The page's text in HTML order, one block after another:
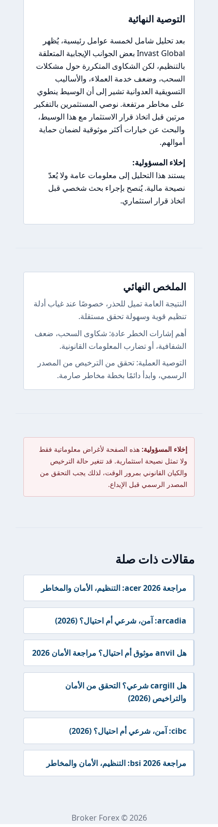
التوصية النهائية
بعد تحليل شامل لخمسة عوامل رئيسية، يُظهر
Invast Global بعض الجوانب الإيجابية المتعلقة
بالتنظيم، لكن الشكاوى المتكررة حول مشكلات
السحب، وضعف خدمة العملاء، والأساليب
التسويقية العدوانية تشير إلى أن الوسيط ينطوي
على مخاطر مرتفعة. نوصي المستثمرين بالتفكير
مرتين قبل اتخاذ قرار الاستثمار مع هذا الوسيط،
والبحث عن خيارات أكثر موثوقية لضمان حماية
أموالهم.
إخلاء المسؤولية:
يستند هذا التحليل إلى معلومات عامة ولا يُعدّ
نصيحة مالية. يُنصح بإجراء بحث شخصي قبل
اتخاذ قرار استثماري.
الملخص النهائي
النتيجة العامة تميل للحذر، خصوصًا عند غياب أدلة
تنظيم قوية وسهولة تحقق مستقلة.
أهم إشارات الخطر عادة: شكاوى السحب، ضعف
الشفافية، أو تضارب المعلومات القانونية.
التوصية العملية: تحقق من الترخيص من المصدر
الرسمي، وابدأ دائمًا بخطة مخاطر صارمة.
إخلاء المسؤولية: هذه الصفحة لأغراض معلوماتية فقط
ولا تمثل نصيحة استثمارية. قد تتغير حالة الترخيص
والكيان القانوني بمرور الوقت، لذلك يجب التحقق من
المصدر الرسمي قبل الإيداع.
مقالات ذات صلة
مراجعة acer 2026: التنظيم، الأمان والمخاطر
arcadia: آمن، شرعي أم احتيال؟ (2026)
هل anvil موثوق أم احتيال؟ مراجعة الأمان 2026
هل cargill شرعي؟ التحقق من الأمان
والتراخيص (2026)
cibc: آمن، شرعي أم احتيال؟ (2026)
مراجعة bsi 2026: التنظيم، الأمان والمخاطر
Broker Forex © 2026